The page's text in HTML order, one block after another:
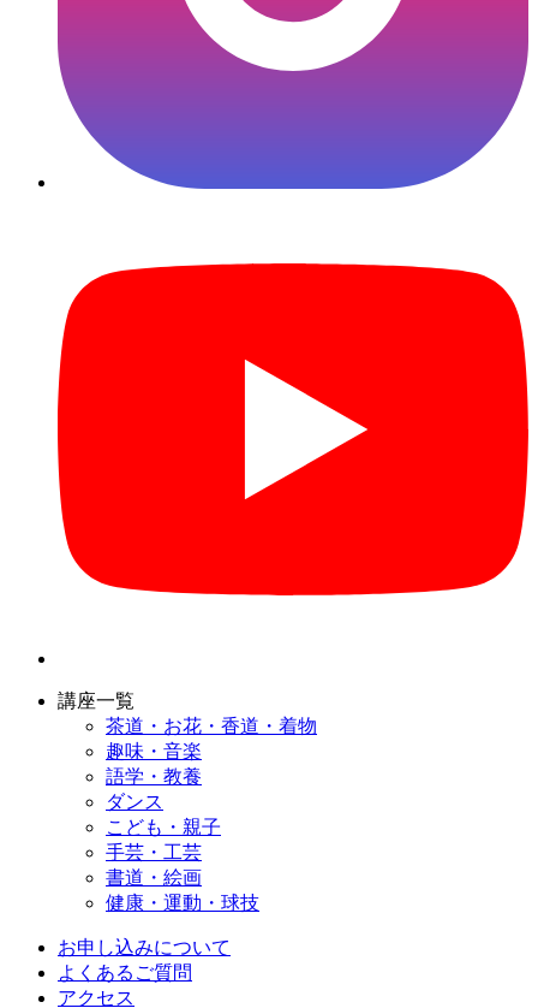
講座一覧
茶道・お花・香道・着物
趣味・音楽
語学・教養
ダンス
こども・親子
手芸・工芸
書道・絵画
健康・運動・球技
お申し込みについて
よくあるご質問
アクセス